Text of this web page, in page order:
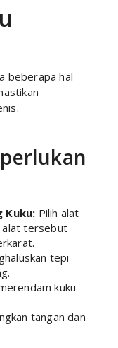
beberapa hal
Kuku: Pilih alat
alat tersebut
tepi
kuku
tangan dan